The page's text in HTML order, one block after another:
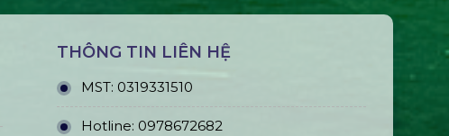
THÔNG TIN LIÊN HỆ
MST: 0319331510
Hotline: 0978672682